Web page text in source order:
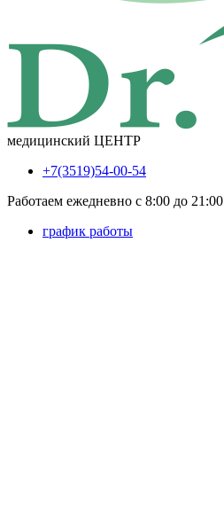
медицинский ЦЕНТР
+7(3519)54-00-54
Работаем ежедневно с 8:00 до 21:00
график работы